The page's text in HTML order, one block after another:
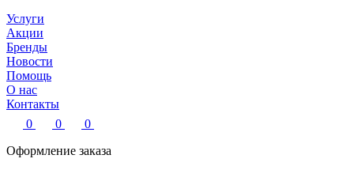
Услуги
Акции
Бренды
Новости
Помощь
О нас
Контакты
0
0
0
Оформление заказа